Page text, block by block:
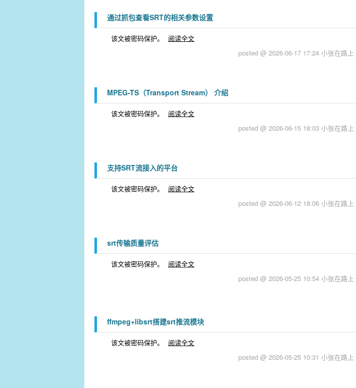
通过抓包查看SRT的相关参数设置
该文被密码保护。
阅读全文
posted @ 2026-06-17 17:24 小张在路上
MPEG-TS（Transport Stream） 介绍
该文被密码保护。
阅读全文
posted @ 2026-06-15 18:03 小张在路上
支持SRT流接入的平台
该文被密码保护。
阅读全文
posted @ 2026-06-12 18:06 小张在路上
srt传输质量评估
该文被密码保护。
阅读全文
posted @ 2026-05-25 10:54 小张在路上
ffmpeg+libsrt搭建srt推流模块
该文被密码保护。
阅读全文
posted @ 2026-05-25 10:31 小张在路上